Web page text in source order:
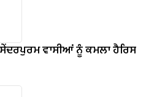
ਵਾਸੀਆਂ ਨੂੰ ਕਮਲਾ ਹੈਰਿਸ